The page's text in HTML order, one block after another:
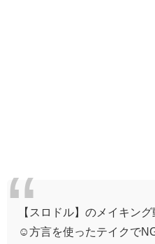
【スロドル】のメイキン
☺️方言を使ったテイクで